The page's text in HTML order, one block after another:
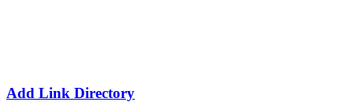
Add Link Directory